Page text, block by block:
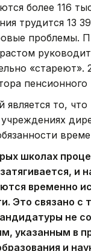
более 116
трудится 13
проблемы.
«стареют».
пенсионного
является то, что
школах
и
временно
Это связано с
не
указанным в
и